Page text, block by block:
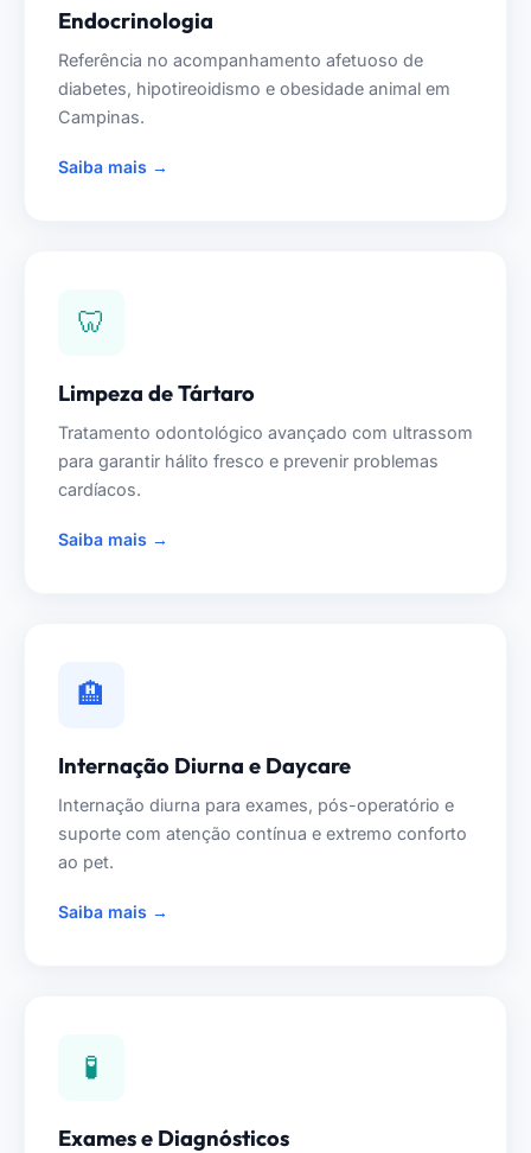
Endocrinologia
Referência no acompanhamento afetuoso de
diabetes, hipotireoidismo e obesidade animal em
Campinas.
Saiba mais →
🦷
Limpeza de Tártaro
Tratamento odontológico avançado com ultrassom
para garantir hálito fresco e prevenir problemas
cardíacos.
Saiba mais →
🏨
Internação Diurna e Daycare
Internação diurna para exames, pós-operatório e
suporte com atenção contínua e extremo conforto
ao pet.
Saiba mais →
🧪
Exames e Diagnósticos